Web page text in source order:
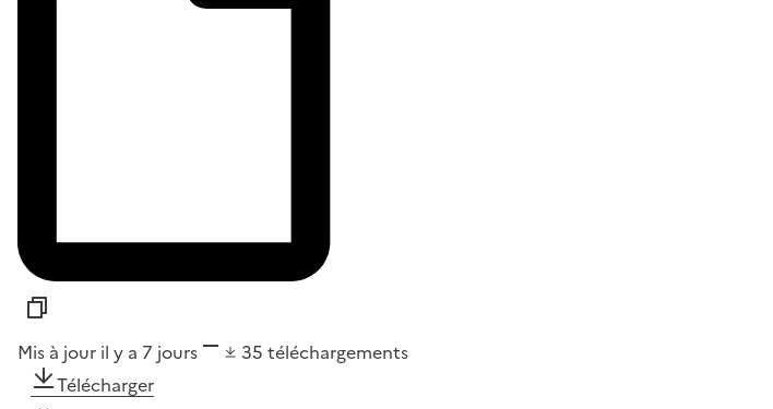
Mis à jour il y a 7 jours 35 téléchargements
Télécharger